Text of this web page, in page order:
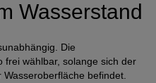
Wasserstand
Die
frei wählbar, solange sich der
befindet.